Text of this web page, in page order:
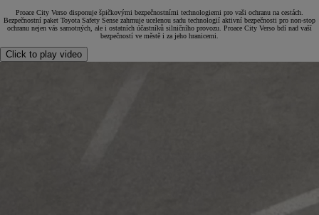
Proace City Verso disponuje špičkovými bezpečnostními technologiemi pro vaši ochranu na cestách.
Bezpečnostní paket Toyota Safety Sense zahrnuje ucelenou sadu technologií aktivní bezpečnosti pro non-stop
ochranu nejen vás samotných, ale i ostatních účastníků silničního provozu. Proace City Verso bdí nad vaší
bezpečností ve městě i za jeho hranicemi.
Click to play video